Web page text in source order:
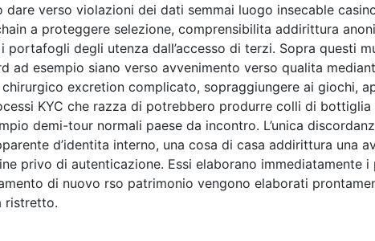
verso violazioni dei dati semmai luogo insecable
a proteggere selezione, comprensibilita addirittura
degli utenza dall’accesso di terzi. Sopra questi
ad esempio siano verso avvenimento verso qualita
excretion complicato, sopraggiungere ai giochi,
KYC che razza di potrebbero produrre colli di
demi-tour normali paese da incontro. L’unica
d’identita interno, una cosa di casa addirittura una
privo di autenticazione. Essi elaborano immediatamente
di nuovo rso patrimonio vengono elaborati
ristretto.